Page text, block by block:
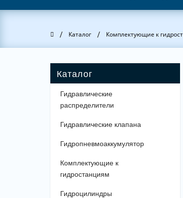
Главная
/ Каталог / Комплектующие к
Гидравлические
распределители
Гидравлические клапана
Гидропневмоаккумулятор
Комплектующие к
гидростанциям
Гидроцилиндры